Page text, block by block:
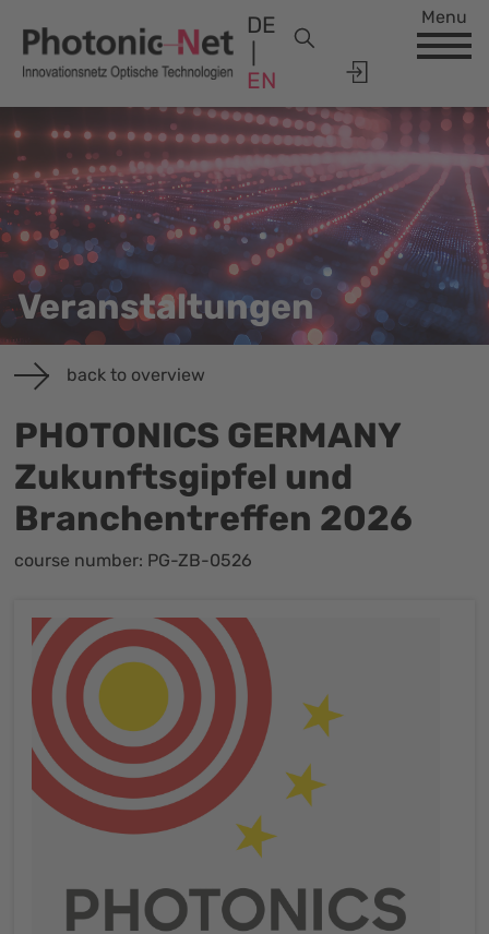
DE
EN
Menu
Veranstaltungen
back to overview
PHOTONICS GERMANY
Zukunftsgipfel und
Branchentreffen 2026
course number: PG-ZB-0526